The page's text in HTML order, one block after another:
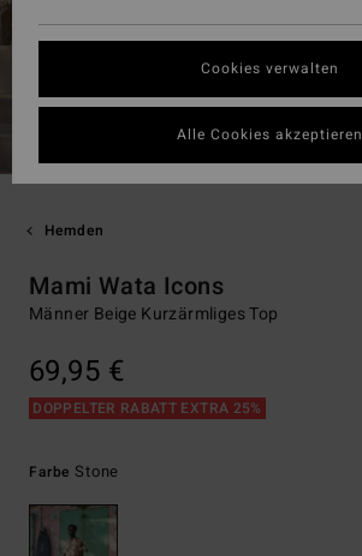
Hemden
Mami Wata Icons
Männer Beige Kurzärmliges Top
69,95 €
DOPPELTER RABATT EXTRA 25%
Farbe Stone
Cookies verwalten
Alle Cookies akzeptieren